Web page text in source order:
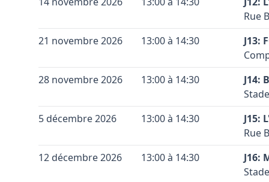
Leaflet|©OpenStreetMapcontributors ©CARTO
Voir
contributors ©
puis
Voir
Leaflet|©OpenStreetMapcontributors ©CARTO
Voir
Leaflet|©OpenStreetMapcontributors ©CARTO
Voir
Rue
+
Voir
21 novembre 2026 13:00 à 14:30
J13:
+
Code
28 novembre 2026 13:00 à 14:30
J14:
+
5 décembre 2026 13:00 à 14:30
J15:
Rue
+
Code
12 décembre 2026 13:00 à 14:30
J16: